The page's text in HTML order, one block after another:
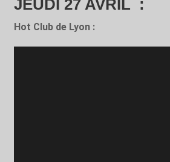
JEUDI 27 AVRIL :
Hot Club de Lyon :